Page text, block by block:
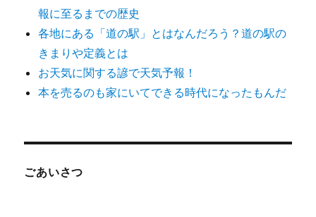
で
を
貰
方
報に至るまでの歴史
各地にある「道の駅」とはなんだろう？道の駅の
きまりや定義とは
お天気に関する諺で天気予報！
本を売るのも家にいてできる時代になったもんだ
ごあいさつ